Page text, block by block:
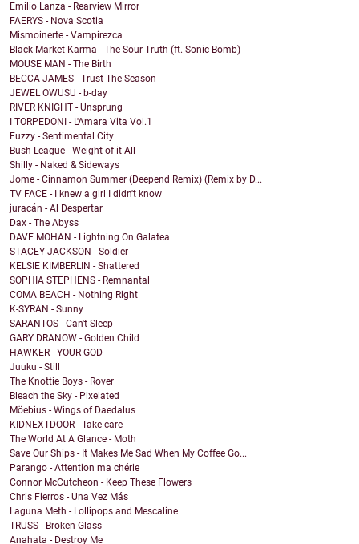
Emilio Lanza - Rearview Mirror
FAERYS - Nova Scotia
Mismoinerte - Vampirezca
Black Market Karma - The Sour Truth (ft. Sonic Bomb)
MOUSE MAN - The Birth
BECCA JAMES - Trust The Season
JEWEL OWUSU - b-day
RIVER KNIGHT - Unsprung
I TORPEDONI - L'Amara Vita Vol.1
Fuzzy - Sentimental City
Bush League - Weight of it All
Shilly - Naked & Sideways
Jome - Cinnamon Summer (Deepend Remix) (Remix by D...
TV FACE - I knew a girl I didn't know
juracán - Al Despertar
Dax - The Abyss
DAVE MOHAN - Lightning On Galatea
STACEY JACKSON - Soldier
KELSIE KIMBERLIN - Shattered
SOPHIA STEPHENS - Remnantal
COMA BEACH - Nothing Right
K-SYRAN - Sunny
SARANTOS - Can't Sleep
GARY DRANOW - Golden Child
HAWKER - YOUR GOD
Juuku - Still
The Knottie Boys - Rover
Bleach the Sky - Pixelated
Möebius - Wings of Daedalus
KIDNEXTDOOR - Take care
The World At A Glance - Moth
Save Our Ships - It Makes Me Sad When My Coffee Go...
Parango - Attention ma chérie
Connor McCutcheon - Keep These Flowers
Chris Fierros - Una Vez Más
Laguna Meth - Lollipops and Mescaline
TRUSS - Broken Glass
Anahata - Destroy Me